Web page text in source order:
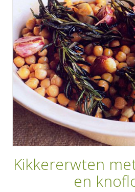
Kikkererwten
en